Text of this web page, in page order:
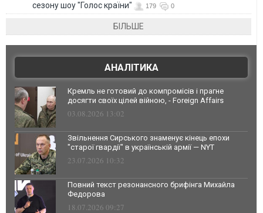
сезону шоу "Голос країни"
179 0
БІЛЬШЕ
АНАЛІТИКА
Кремль не готовий до компромісів і прагне
досягти своїх цілей війною, - Foreign Affairs
03.08.2026 13:02
Звільнення Сирського знаменує кінець епохи
"старої гвардії" в українській армії — NYT
23.07.2026 10:32
Повний текст резонансного брифінга Михайла
Федорова
18.07.2026 09:27